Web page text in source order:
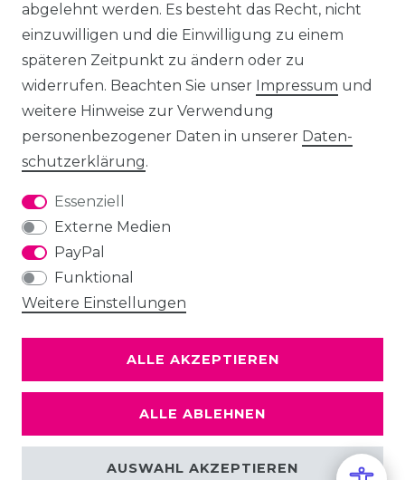
abgelehnt werden. Es besteht das Recht, nicht
einzuwilligen und die Einwilligung zu einem
späteren Zeitpunkt zu ändern oder zu
widerrufen. Beachten Sie unser Impressum und
weitere Hinweise zur Verwendung
personenbezogener Daten in unserer Daten­
schutz­erklärung.
Essenziell
Externe Medien
PayPal
Funktional
Weitere Einstellungen
ALLE AKZEPTIEREN
ALLE ABLEHNEN
AUSWAHL AKZEPTIEREN